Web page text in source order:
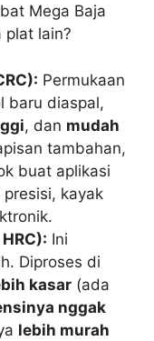
Mega Baja
plat lain?
Permukaan
baru diaspal,
, dan mudah
tambahan,
buat aplikasi
kayak
Ini
Diproses di
kasar (ada
nggak
lebih murah